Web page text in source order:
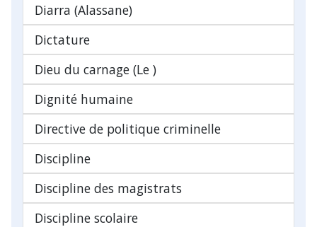
Diarra (Alassane)
Dictature
Dieu du carnage (Le )
Dignité humaine
Directive de politique criminelle
Discipline
Discipline des magistrats
Discipline scolaire